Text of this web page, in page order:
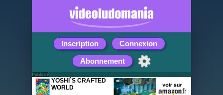
Inscription Connexion
Abonnement
Publicité
YOSHI`S CRAFTED
WORLD